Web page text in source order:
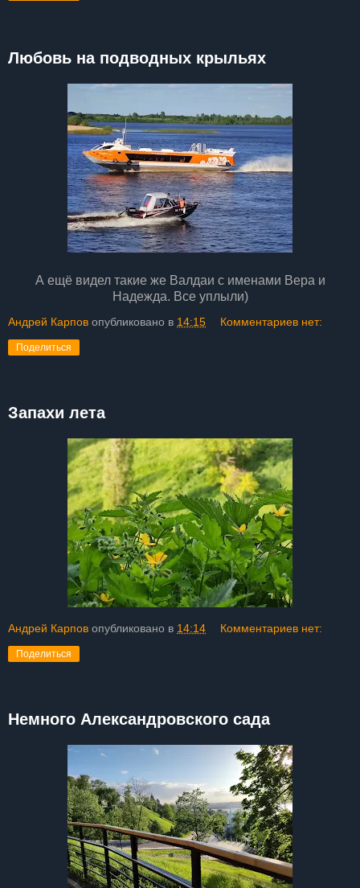
Любовь на подводных крыльях
А ещё видел такие же Валдаи с именами Вера и
Надежда. Все уплыли)
Андрей Карпов опубликовано в 14:15 Комментариев нет:
Поделиться
Запахи лета
Андрей Карпов опубликовано в 14:14 Комментариев нет:
Поделиться
Немного Александровского сада